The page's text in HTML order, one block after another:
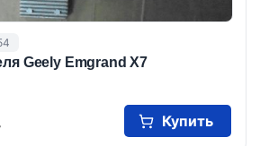
Geely Emgrand X7
Купить